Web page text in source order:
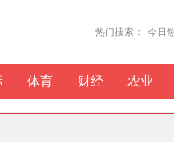
热门搜索： 今日
体育 财经 农业